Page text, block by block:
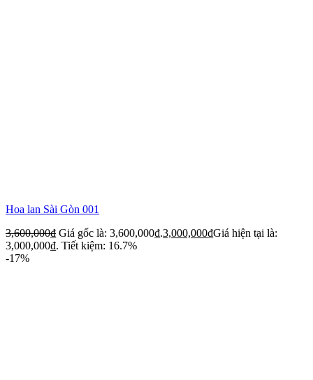
Hoa lan Sài Gòn 001
3,600,000₫ Giá gốc là: 3,600,000₫.3,000,000₫Giá hiện tại là:
3,000,000₫. Tiết kiệm: 16.7%
-17%